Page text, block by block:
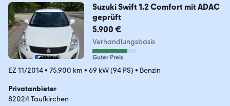
Suzuki Swift 1.2 Comfort mit ADAC
geprüft
5.900 €
Verhandlungsbasis
Guter Preis
EZ 11/2014• 75.900 km • 69 kW (94 PS) • Benzin
Privatanbieter
82024 Taufkirchen